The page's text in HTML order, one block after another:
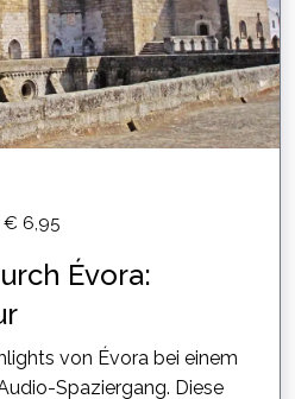
€ 6,95
Évora:
von Évora bei einem
Spaziergang. Diese